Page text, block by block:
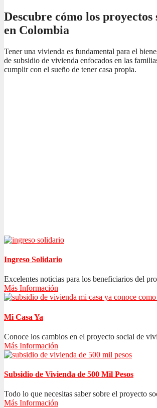
Descubre cómo los
en Colombia
Tener una vivienda es fundamental para el
de subsidio de vivienda enfocados en las
cumplir con el sueño de tener casa propia.
Ingreso Solidario
Excelentes noticias para los beneficiarios del
Más Información
Mi Casa Ya
Conoce los cambios en el proyecto social de
Más Información
Subsidio de Vivienda de 500 Mil Pesos
Todo lo que necesitas saber sobre el proyecto
Más Información